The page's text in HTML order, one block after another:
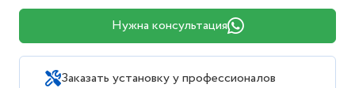
Нужна консультация
Заказать установку у профессионалов